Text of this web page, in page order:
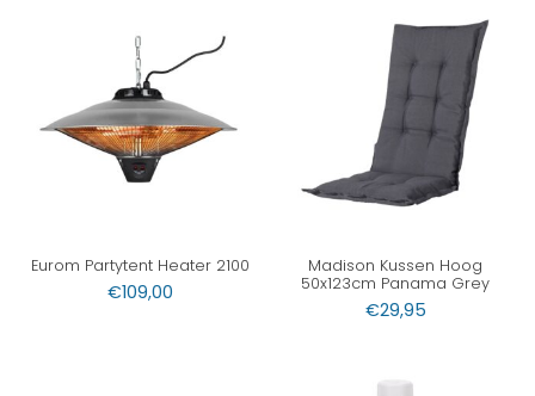
Eurom Partytent Heater 2100
€109,00
Madison Kussen Hoog
50x123cm Panama Grey
€29,95